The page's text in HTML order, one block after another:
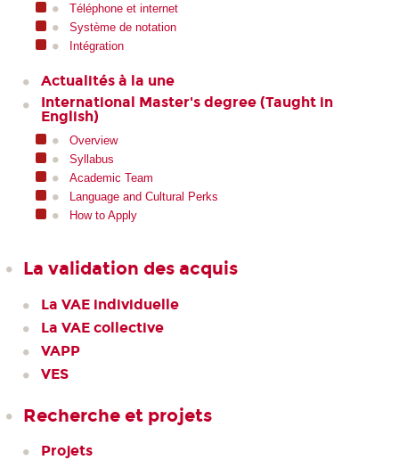
Téléphone et internet
Système de notation
Intégration
Actualités à la une
International Master's degree (Taught in
English)
Overview
Syllabus
Academic Team
Language and Cultural Perks
How to Apply
La validation des acquis
La VAE individuelle
La VAE collective
VAPP
VES
Recherche et projets
Projets